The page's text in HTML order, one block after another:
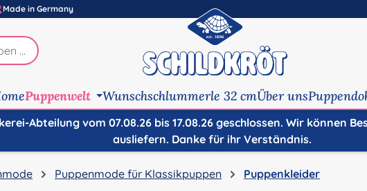
Made in Germany
Puppenwelt Wunschschlummerle 32 cmÜber uns
Abteilung vom 07.08.26 bis 17.08.26 geschlossen. Wir können
ausliefern. Danke für ihr Verständnis.
Puppenmode für Klassikpuppen Puppenkleider